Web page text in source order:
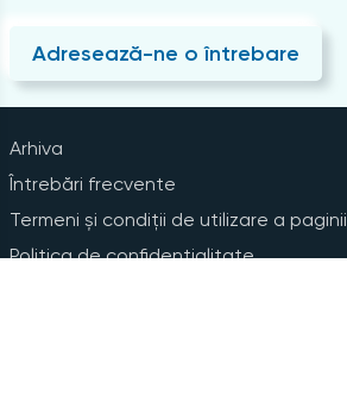
Adresează-ne o întrebare
Arhiva
Întrebări frecvente
Termeni și condiții de utilizare a paginii
Politica de confidențialitate